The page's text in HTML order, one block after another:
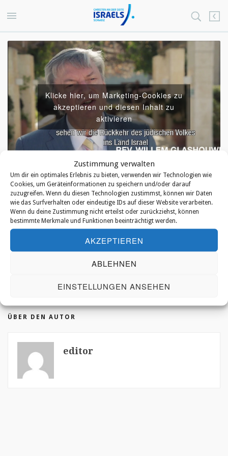
Zustimmung verwalten
Um dir ein optimales Erlebnis zu bieten, verwenden wir Technologien wie
Cookies, um Geräteinformationen zu speichern und/oder darauf
zuzugreifen. Wenn du diesen Technologien zustimmst, können wir Daten
wie das Surfverhalten oder eindeutige IDs auf dieser Website verarbeiten.
Wenn du deine Zustimmung nicht erteilst oder zurückziehst, können
bestimmte Merkmale und Funktionen beeinträchtigt werden.
AKZEPTIEREN
ABLEHNEN
EINSTELLUNGEN ANSEHEN
Klicke hier, um Marketing-Cookies zu
akzeptieren und diesen Inhalt zu
aktivieren
VIDEO
Vorstellungsvideo
ÜBER DEN AUTOR
editor